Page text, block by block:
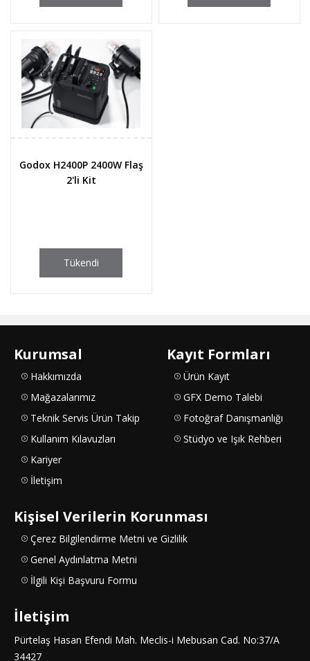
Godox H2400P 2400W Flaş
2'li Kit
Tükendi
Kurumsal
Hakkımızda
Mağazalarımız
Teknik Servis Ürün Takip
Kullanım Kılavuzları
Kariyer
İletişim
Kayıt Formları
Ürün Kayıt
GFX Demo Talebi
Fotoğraf Danışmanlığı
Stüdyo ve Işık Rehberi
Kişisel Verilerin Korunması
Çerez Bilgilendirme Metni ve Gizlilik
Genel Aydınlatma Metni
İlgili Kişi Başvuru Formu
İletişim
Pürtelaş Hasan Efendi Mah. Meclis-i Mebusan Cad. No:37/A
34427